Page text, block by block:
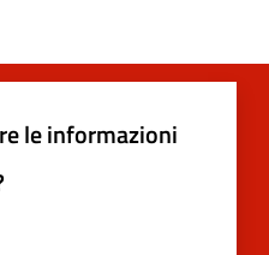
le informazioni